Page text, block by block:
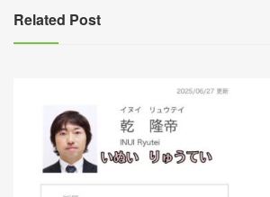
覽
Related Post